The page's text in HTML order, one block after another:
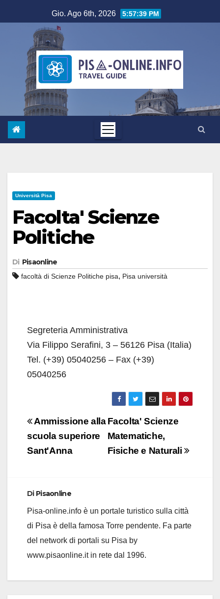
al
contenuto
Gio. Ago 6th, 2026 5:57:40 PM
Università Pisa
Facolta' Scienze
Politiche
Di Pisaonline
facoltà di Scienze Politiche pisa, Pisa università
Segreteria Amministrativa
Via Filippo Serafini, 3 – 56126 Pisa (Italia)
Tel. (+39) 05040256 – Fax (+39)
05040256
Navigazione
articoli
Facolta' Scienze
Matematiche,
Fisiche e Naturali
Ammissione alla
scuola superiore
Sant'Anna
Di Pisaonline
Pisa-online.info è un portale turistico sulla città
di Pisa è della famosa Torre pendente. Fa parte
del network di portali su Pisa by
www.pisaonline.it in rete dal 1996.